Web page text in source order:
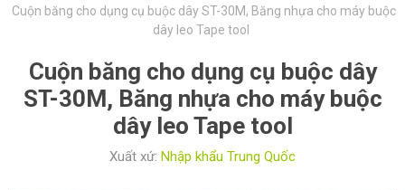
Cuộn băng cho dụng cụ buộc dây ST-30M, Băng nhựa cho máy buộc
dây leo Tape tool
Cuộn băng cho dụng cụ buộc dây
ST-30M, Băng nhựa cho máy buộc
dây leo Tape tool
Xuất xứ: Nhập khẩu Trung Quốc